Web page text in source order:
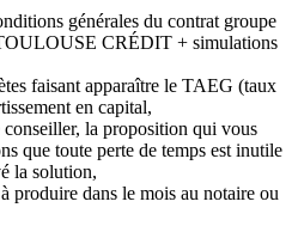
générales du contrat groupe
CRÉDIT + simulations
faisant apparaître le TAEG (taux
en capital,
la proposition qui vous
que toute perte de temps est inutile
la solution,
produire dans le mois au notaire ou